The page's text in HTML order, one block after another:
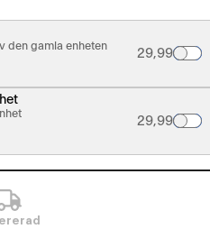
den gamla enheten
Palvelun
29,99
Palvelun
29,99